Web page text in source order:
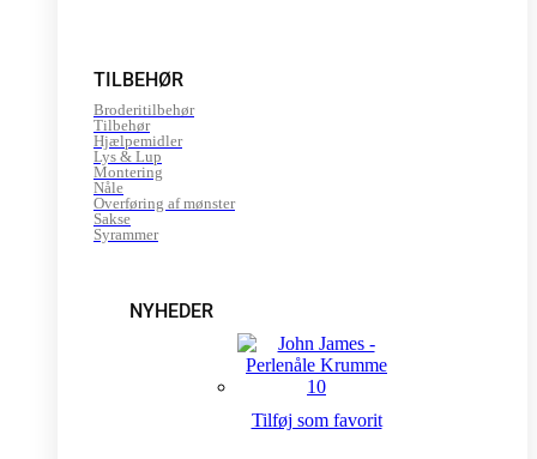
TILBEHØR
Broderitilbehør
Tilbehør
Hjælpemidler
Lys & Lup
Montering
Nåle
Overføring af mønster
Sakse
Syrammer
NYHEDER
Tilføj som favorit